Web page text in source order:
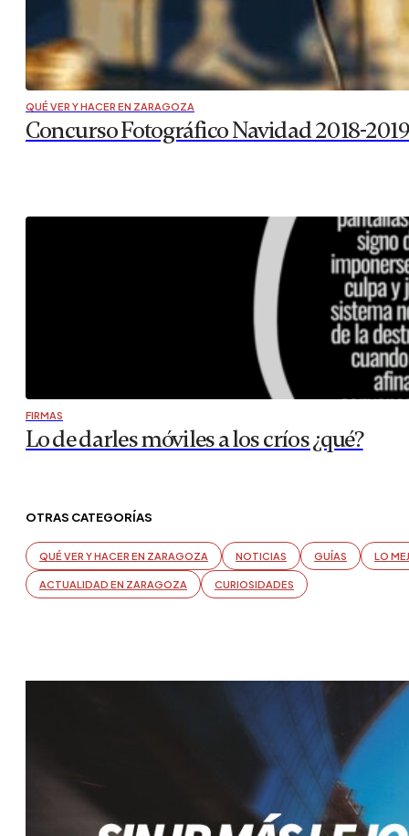
QUÉ VER Y HACER EN ZARAGOZA
Concurso Fotográfico Navidad 2018-2019
FIRMAS
Lo de darles móviles a los críos ¿qué?
OTRAS CATEGORÍAS
QUÉ VER Y HACER EN ZARAGOZA NOTICIAS GUÍAS LO
ACTUALIDAD EN ZARAGOZA CURIOSIDADES